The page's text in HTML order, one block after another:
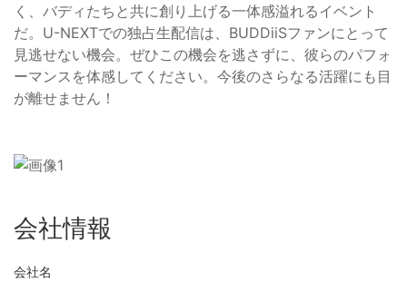
く、バディたちと共に創り上げる一体感溢れるイベント
だ。U-NEXTでの独占生配信は、BUDDiiSファンにとって
見逃せない機会。ぜひこの機会を逃さずに、彼らのパフォ
ーマンスを体感してください。今後のさらなる活躍にも目
が離せません！
会社情報
会社名